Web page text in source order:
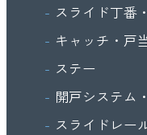
スライド丁番
キャッチ・戸
ステー
開戸システム
スライドレー